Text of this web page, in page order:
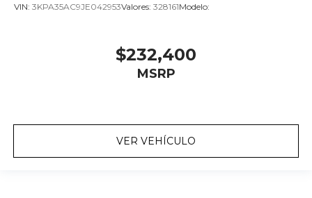
VIN: 3KPA35AC9JE042953Valores: 328161Modelo:
$232,400
MSRP
VER VEHÍCULO